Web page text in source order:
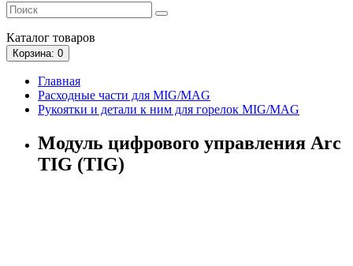
Каталог товаров
Корзина: 0
Главная
Расходные части для MIG/MAG
Рукоятки и детали к ним для горелок MIG/MAG
Модуль цифрового управления Arc
TIG (TIG)